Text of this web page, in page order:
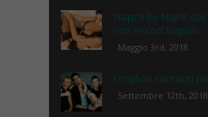
Napoli by Night:
con escort Napoli.
Maggio 3rd, 2018
I migliori cantanti
Settembre 12th, 2018